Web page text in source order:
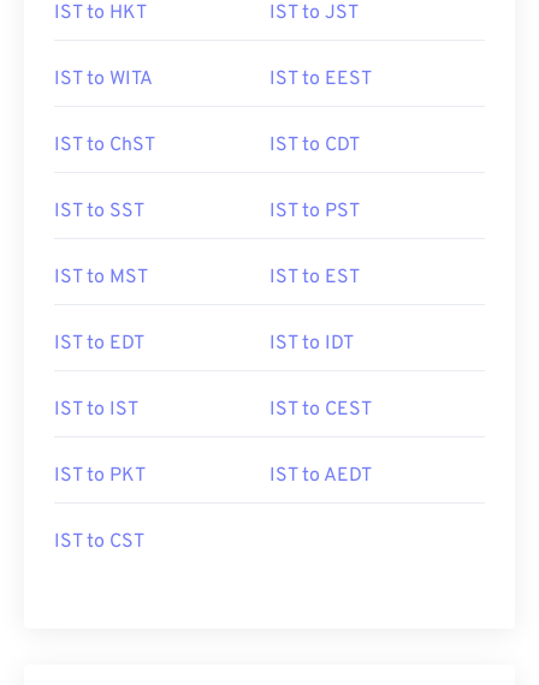
IST to HKT IST to JST
IST to WITA IST to EEST
IST to ChST IST to CDT
IST to SST IST to PST
IST to MST IST to EST
IST to EDT IST to IDT
IST to IST IST to CEST
IST to PKT IST to AEDT
IST to CST